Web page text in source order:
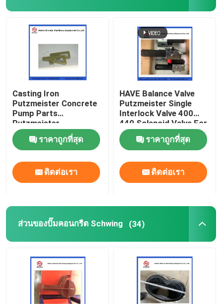
เกี่ยวกับเรา
ทัวร์โรงงาน
ควบคุมคุณภาพ
ติดต่อเรา
ขออ้าง
PUTZMEISTER ชิ้นส่วนปั๊มคอนกรีต
ส่วนของปั๊มคอนกรีต Schwing
อะไหล่โรงงานผสม
Casting Iron
Putzmeister Concrete
Pump Parts
Putzmeister
Agitatoring Paddles
ราคาถูกที่สุด
ติดต่อเรา
HAVE Balance Valve
Putzmeister Single
Interlock Valve 400
440 Solenoid Valve For
Concrete Pump
ราคาถูกที่สุด
ติดต่อเรา
ส่วนของปั๊มคอนกรีต Schwing (34)